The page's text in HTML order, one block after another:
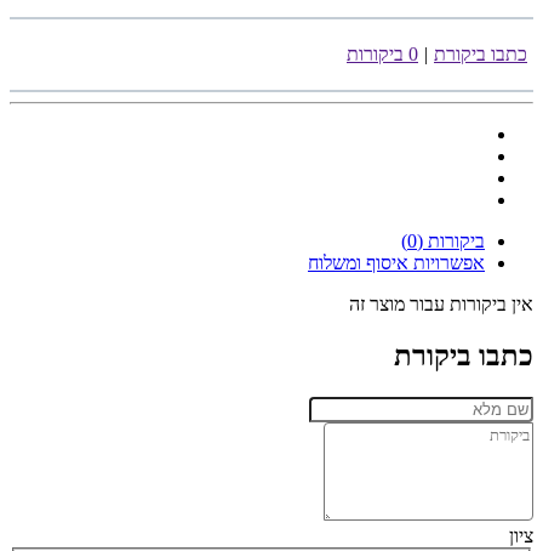
כתבו ביקורת | 0 ביקורות
ביקורות (0)
אפשרויות איסוף ומשלוח
אין ביקורות עבור מוצר זה
כתבו ביקורת
ציון